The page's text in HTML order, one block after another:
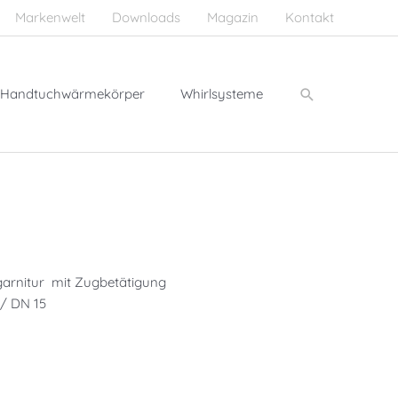
Markenwelt Downloads Magazin Kontakt
Handtuchwärmekörper Whirlsysteme Suchen
mit Zugbetätigung
DN 15